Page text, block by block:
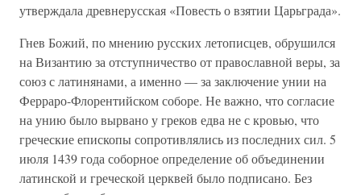
утверждала древнерусская «Повесть о взятии Царьграда».
Гнев Божий, по мнению русских летописцев, обрушился
на Византию за отступничество от православной веры, за
союз с латинянами, а именно — за заключение унии на
Ферраро-Флорентийском соборе. Не важно, что согласие
на унию было вырвано у греков едва не с кровью, что
греческие епископы сопротивлялись из последних сил. 5
июля 1439 года соборное определение об объединении
латинской и греческой церквей было подписано. Без